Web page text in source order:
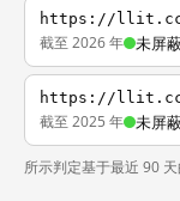
https://llit.cc/
截至 2026 年 未屏
https://llit.cc/
截至 2025 年 未屏
所示判定基于最近 90